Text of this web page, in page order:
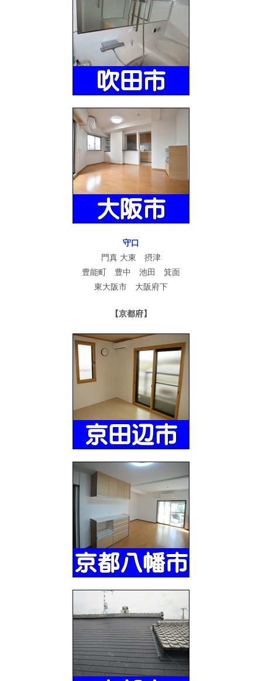
守口
門真 大東 摂津
豊能町 豊中 池田 箕面
東大阪市 大阪府下
【京都府】